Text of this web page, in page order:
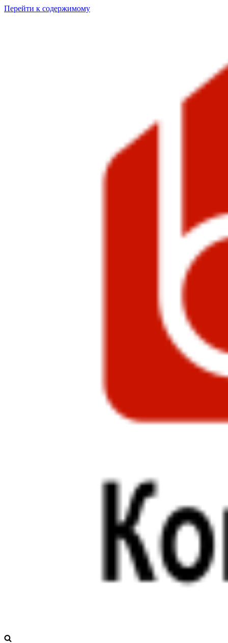
Перейти к содержимому